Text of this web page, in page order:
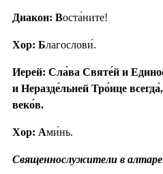
Диакон: Воста́ните!
Хор: Благослови́.
Иерей: Сла́ва Святе́й и
и Неразде́льней Тро́ице
веко́в.
Хор: Ами́нь.
Священнослужители в